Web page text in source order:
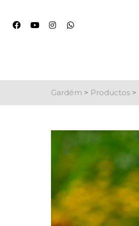
Gardém > Productos >